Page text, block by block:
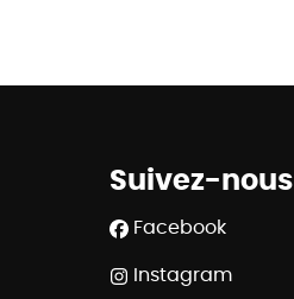
Suivez-nous
Facebook
Instagram